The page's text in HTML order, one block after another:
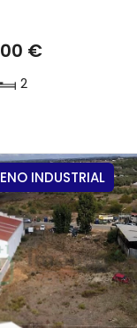
€
2
INDUSTRIAL